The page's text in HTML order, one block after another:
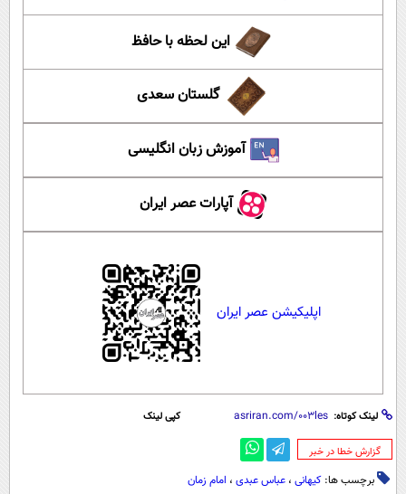
این لحظه با حافظ
گلستان سعدی
آموزش زبان انگلیسی
آپارات عصر ایران
اپلیکیشن عصر ایران
لینک کوتاه: کپی لینک
‌گزارش خطا در خبر
برچسب ها: کیهانی ، عباس عبدی ، امام زمان